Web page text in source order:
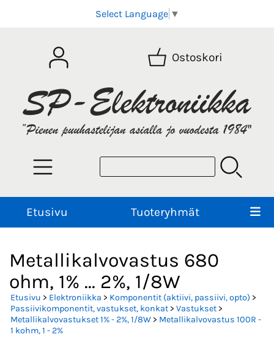
Select Language ▼
Ostoskori
Etusivu Tuoteryhmät
Metallikalvovastus 680
ohm, 1% ... 2%, 1/8W
Etusivu > Elektroniikka > Komponentit (aktiivi, passiivi, opto) >
Passiivikomponentit, vastukset, konkat> Vastukset>
Metallikalvovastukset 1% - 2%, 1/8W> Metallikalvovastus 100R -
1 kohm, 1 - 2%